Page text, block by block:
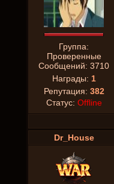
Группа:
Проверенные
Сообщений: 3710
Награды: 1
Репутация: 382
Статус: Offline
Dr_House